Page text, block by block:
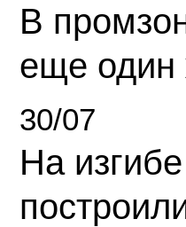
В
еще один
30/07
На